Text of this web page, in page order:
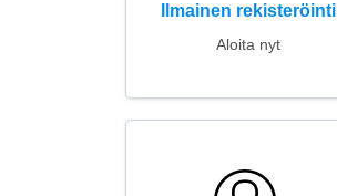
Ilmainen rekisteröinti
Aloita nyt